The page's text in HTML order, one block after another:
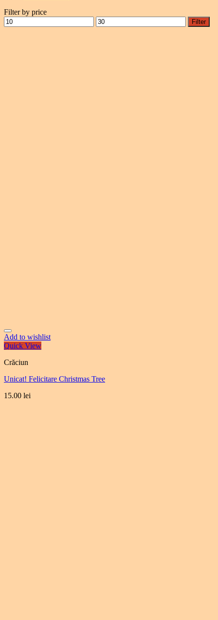
Filter by price
Filter
Add to wishlist
Quick View
Crăciun
Unicat! Felicitare Christmas Tree
15.00 lei